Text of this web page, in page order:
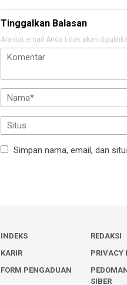
Tinggalkan Balasan
Alamat email Anda tidak akan
Simpan nama, email, dan
INDEKS REDAKSI
KARIR
PRIVACY
FORM PENGADUAN
SIBER